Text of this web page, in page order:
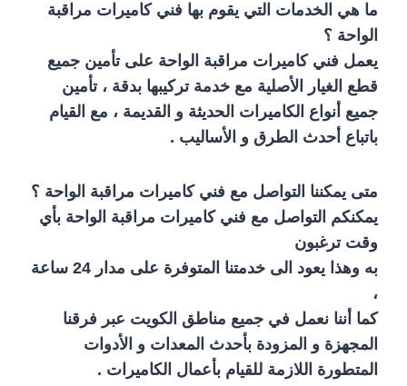
ما هي الخدمات التي يقوم بها فني كاميرات مراقبة
الواحة ؟
يعمل فني كاميرات مراقبة الواحة على تأمين جميع
قطع الغيار الأصلية مع خدمة تركيبها بدقة ، تأمين
جميع أنواع الكاميرات الحديثة و القديمة ، مع القيام
باتباع أحدث الطرق و الأساليب .
متى يمكننا التواصل مع فني كاميرات مراقبة الواحة ؟
يمكنكم التواصل مع فني كاميرات مراقبة الواحة بأي
وقت ترغبون
به وهذا يعود الى خدمتنا المتوفرة على مدار 24 ساعة
،
كما أننا نعمل في جميع مناطق الكويت عبر فرقنا
المجهزة و المزودة بأحدث المعدات و الأدوات
المتطورة اللازمة للقيام بأعمال الكاميرات .